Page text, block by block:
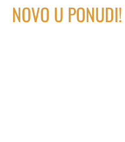
NOVO U PONUDI!